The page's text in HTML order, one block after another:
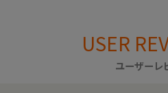
USER
ユーザーレ